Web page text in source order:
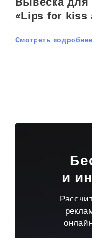
«Lips for kiss
Смотреть подробнее
и